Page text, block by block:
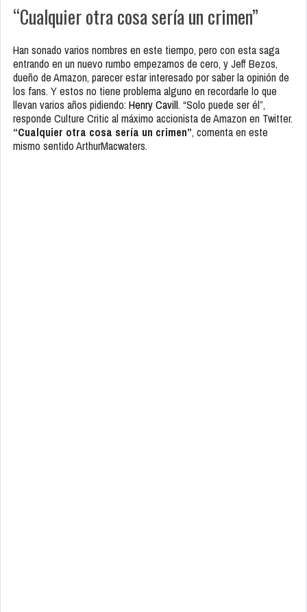
“Cualquier otra cosa sería un crimen”
Han sonado varios nombres en este tiempo, pero con esta saga
entrando en un nuevo rumbo empezamos de cero, y Jeff Bezos,
dueño de Amazon, parecer estar interesado por saber la opinión de
los fans. Y estos no tiene problema alguno en recordarle lo que
llevan varios años pidiendo: Henry Cavill. “Solo puede ser él”,
responde Culture Critic al máximo accionista de Amazon en Twitter.
“Cualquier otra cosa sería un crimen”, comenta en este
mismo sentido ArthurMacwaters.